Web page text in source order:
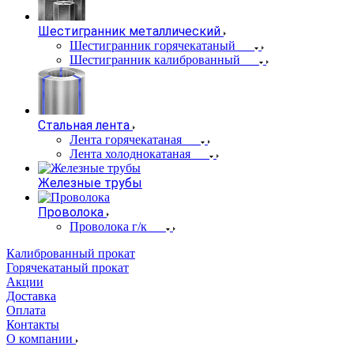
Шестигранник металлический
Шестигранник горячекатаный
Шестигранник калиброванный
Стальная лента
Лента горячекатаная
Лента холоднокатаная
Железные трубы
Проволока
Проволока г/к
Калиброванный прокат
Горячекатаный прокат
Акции
Доставка
Оплата
Контакты
О компании